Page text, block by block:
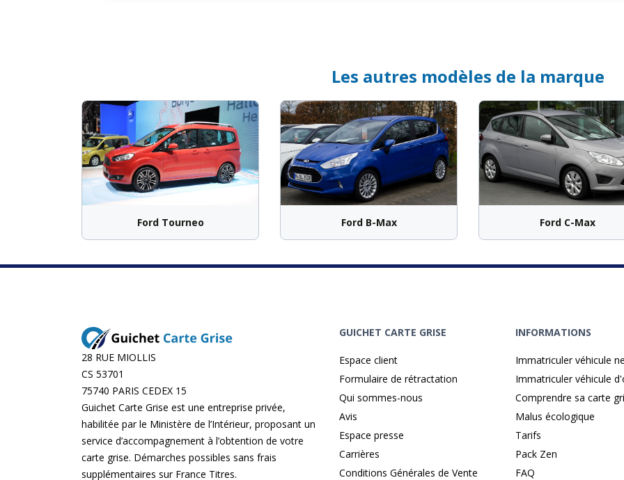
Les autres modèles de la marque
Ford Tourneo Ford B-Max Ford C-Max
28 RUE MIOLLIS
CS 53701
75740 PARIS CEDEX 15
Guichet Carte Grise est une entreprise privée,
habilitée par le Ministère de l’Intérieur, proposant un
service d’accompagnement à l’obtention de votre
carte grise. Démarches possibles sans frais
supplémentaires sur France Titres.
GUICHET CARTE GRISE
Espace client
Formulaire de rétractation
Qui sommes-nous
Avis
Espace presse
Carrières
Conditions Générales de Vente
INFORMATIONS
Immatriculer véhicule
Immatriculer véhicule
Comprendre sa carte
Malus écologique
Tarifs
Pack Zen
FAQ